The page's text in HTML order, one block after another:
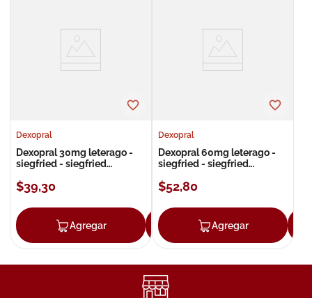
Dexopral
Dexopral 30mg leterago -
siegfried - siegfried
$39,30
Agregar Agregar
Dexopral
Dexopral 60mg leterago -
siegfried - siegfried
$52,80
Agregar
roche posay
nivea